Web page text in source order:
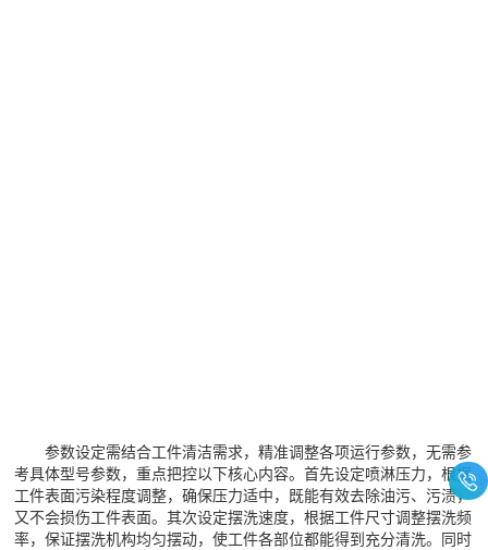
参数设定需结合工件清洁需求，精准调整各项运行参数，无需参
考具体型号参数，重点把控以下核心内容。首先设定喷淋压力，根据
工件表面污染程度调整，确保压力适中，既能有效去除油污、污渍，
又不会损伤工件表面。其次设定摆洗速度，根据工件尺寸调整摆洗频
率，保证摆洗机构均匀摆动，使工件各部位都能得到充分清洗。同时